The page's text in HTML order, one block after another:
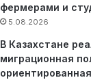
фермерами и
5.08.2026
В Казахстане
миграционная